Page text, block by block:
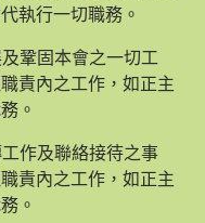
執行一切職務。
鞏固本會之一切工
責內之工作，如正主
。
作及聯絡接待之事
責內之工作，如正主
。